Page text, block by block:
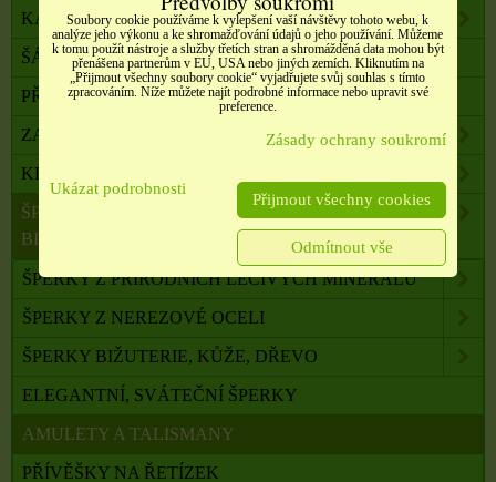
KABELKY, TAŠKY, SLUNEČNÍ BRÝLE AJ.
ŠÁLY, ŠÁTKY, NÁKRČNÍKY, PONOŽKY
PŘÍČESKY, DOPLŇKY DO VLASŮ
ZAHRADA, BALKON, DOMÁCNOST
KRÁSA A ZDRAVÍ
ŠPERKY, NEREZOVÁ OCEL, PŘÍRODNÍ KÁMEN,
BIŽUTERIE
ŠPERKY Z PŘÍRODNÍCH LÉČIVÝCH MINERÁLŮ
ŠPERKY Z NEREZOVÉ OCELI
ŠPERKY BIŽUTERIE, KŮŽE, DŘEVO
ELEGANTNÍ, SVÁTEČNÍ ŠPERKY
AMULETY A TALISMANY
PŘÍVĚŠKY NA ŘETÍZEK
Soubory cookie používáme k vylepšení vaší návštěvy tohoto webu, k
analýze jeho výkonu a ke shromažďování údajů o jeho používání. Můžeme
k tomu použít nástroje a služby třetích stran a shromážděná data mohou být
přenášena partnerům v EU, USA nebo jiných zemích. Kliknutím na
„Přijmout všechny soubory cookie“ vyjadřujete svůj souhlas s tímto
zpracováním. Níže můžete najít podrobné informace nebo upravit své
preference.
Zásady ochrany soukromí
Ukázat podrobnosti
Přijmout všechny cookies
Odmítnout vše